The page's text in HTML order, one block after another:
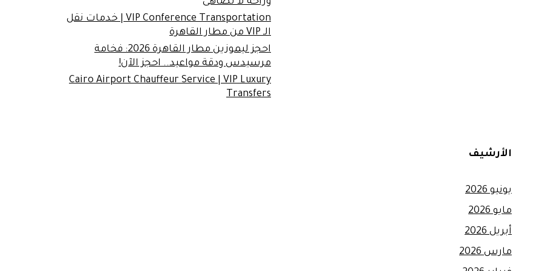
VIP Conference Transportation | خدمات نقل
الـ VIP من مطار القاهرة
احجز ليموزين مطار القاهرة 2026: فخامة
مرسيدس ودقة مواعيد.. احجز الآن!
Cairo Airport Chauffeur Service | VIP Luxury
Transfers
الأرشيف
يونيو 2026
مايو 2026
أبريل 2026
مارس 2026